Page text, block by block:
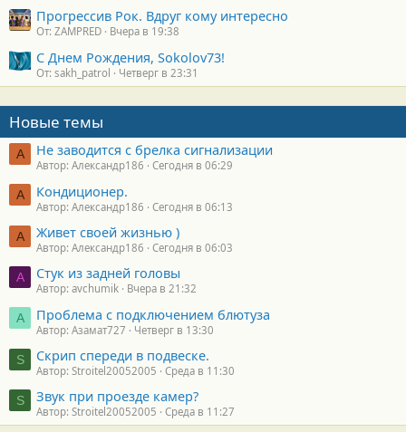
Прогрессив Рок. Вдруг кому интересно
От: ZAMPRED Вчера в 19:38
С Днем Рождения, Sokolov73!
От: sakh_patrol Четверг в 23:31
Новые темы
А Не заводится с брелка сигнализации
Автор: Александр186 Сегодня в 06:29
А Кондиционер.
Автор: Александр186 Сегодня в 06:13
А Живет своей жизнью )
Автор: Александр186 Сегодня в 06:03
A Стук из задней головы
Автор: avchumik Вчера в 21:32
А Проблема с подключением блютуза
Автор: Азамат727 Четверг в 13:30
S Скрип спереди в подвеске.
Автор: Stroitel20052005 Среда в 11:30
S Звук при проезде камер?
Автор: Stroitel20052005 Среда в 11:27